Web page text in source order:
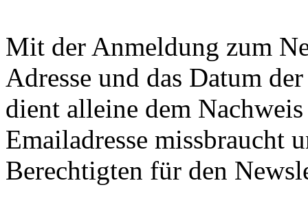
Mit der Anmeldung zum
Adresse und das Datum
dient alleine dem
Emailadresse missbraucht
Berechtigten für den